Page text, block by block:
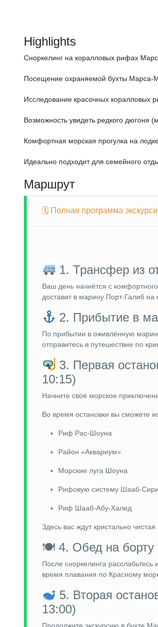
Highlights
Сноркелинг на коралловых рифах
Посещение охраняемой бухты Марса-
Исследование красочных коралловых
Возможность увидеть редкого дюгоня
Комфортная морская прогулка на
Идеально подходит для семейного
Маршрут
🗓 Полная программа
1. Трансфер из
Ваш день начнётся с
доставит в марину Порт-Галиб
2. Прибытие в
По прибытии в оживлённую
отправитесь в путешествие по
3. Первая
10:15)
Начните своё морское
Во время остановки вы сможете
Риф Рас-Шоуна
Район «Аквариум»
Морские луга Шоуна
Рифовую систему Шааб-
Риф Шааб-Абу-Халед
Здесь вас ждут кристально
🍽 4. Обед на борту
После сноркелинга
время плавания по Красному
5. Вторая
13:00)